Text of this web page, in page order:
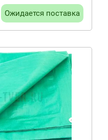
Ожидается поставка